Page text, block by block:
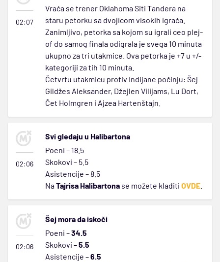
02:07
Vraća se trener Oklahoma Siti Tandera na
staru petorku sa dvojicom visokih igrača.
Zanimljivo, petorka sa kojom su igrali ceo plej-
of do samog finala odigrala je svega 10 minuta
ukupno za tri utakmice. Ova petorka je +7 u +/-
kategoriji za tih 10 minuta.
Četvrtu utakmicu protiv Indijane počinju: Šej
Gildžes Aleksander, Džejlen Vilijams, Lu Dort,
Čet Holmgren i Ajzea Hartenštajn.
02:06
Svi gledaju u Halibartona
Poeni – 18.5
Skokovi – 5.5
Asistencije – 8.5
NaTajrisa Halibartona se možete kladiti OVDE
02:06
Šej mora da iskoči
Poeni –34.5
Skokovi –5.5
Asistencije –6.5